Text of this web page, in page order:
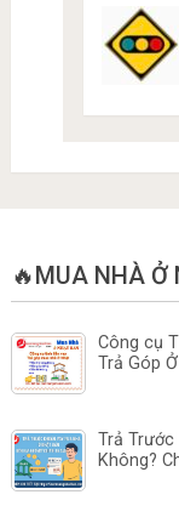
🔥MUA NHÀ Ở
Công cụ
Trả Góp
Trả Trước
Không?